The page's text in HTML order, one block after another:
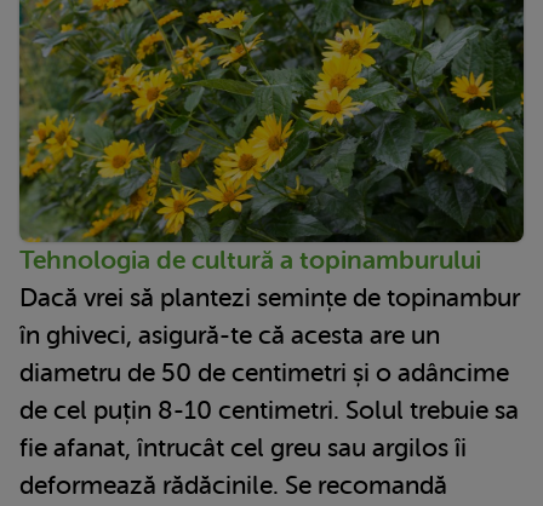
Tehnologia de cultură a topinamburului
Dacă vrei să plantezi semințe de topinambur
în ghiveci, asigură-te că acesta are un
diametru de 50 de centimetri și o adâncime
de cel puțin 8-10 centimetri. Solul trebuie sa
fie afanat, întrucât cel greu sau argilos îi
deformează rădăcinile. Se recomandă